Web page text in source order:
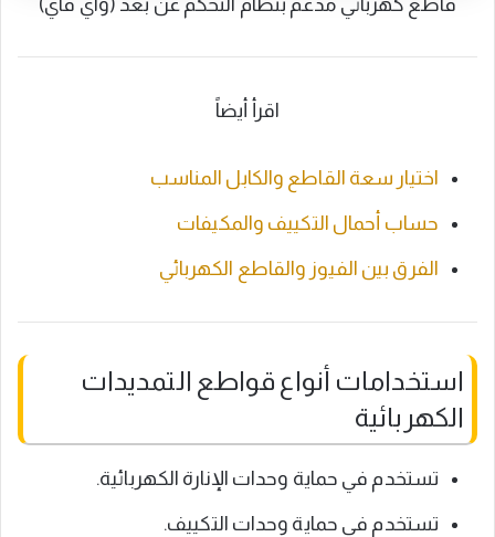
اقرأ أيضاً
اختيار سعة القاطع والكابل المناسب
حساب أحمال التكييف والمكيفات
الفرق بين الفيوز والقاطع الكهربائي
استخدامات أنواع قواطع التمديدات
الكهربائية
تستخدم في حماية وحدات الإنارة الكهربائية.
تستخدم في حماية وحدات التكييف.